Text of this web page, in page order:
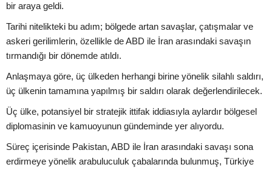
bir araya geldi.
Tarihi nitelikteki bu adım; bölgede artan savaşlar, çatışmalar ve
askeri gerilimlerin, özellikle de ABD ile İran arasındaki savaşın
tırmandığı bir dönemde atıldı.
Anlaşmaya göre, üç ülkeden herhangi birine yönelik silahlı saldırı,
üç ülkenin tamamına yapılmış bir saldırı olarak değerlendirilecek.
Üç ülke, potansiyel bir stratejik ittifak iddiasıyla aylardır bölgesel
diplomasinin ve kamuoyunun gündeminde yer alıyordu.
Süreç içerisinde Pakistan, ABD ile İran arasındaki savaşı sona
erdirmeye yönelik arabuluculuk çabalarında bulunmuş, Türkiye